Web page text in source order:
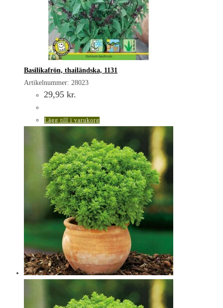
Basilikafrön, thailändska, 1131
Artikelnummer: 28023
29,95 kr.
Lägg till i varukorg